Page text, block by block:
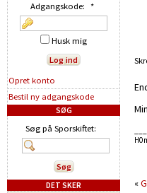
«
Adgangskode: *
Husk mig
Opret konto
Bestil ny adgangskode
SØG
Søg på Sporskiftet:
DET SKER